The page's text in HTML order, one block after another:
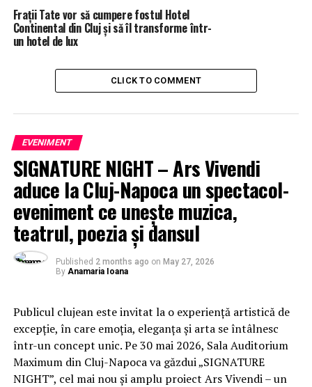
Frații Tate vor să cumpere fostul Hotel
Continental din Cluj și să îl transforme într-
un hotel de lux
CLICK TO COMMENT
EVENIMENT
SIGNATURE NIGHT – Ars Vivendi
aduce la Cluj-Napoca un spectacol-
eveniment ce unește muzica,
teatrul, poezia și dansul
Published 2 months ago on May 27, 2026
By Anamaria Ioana
Publicul clujean este invitat la o experiență artistică de
excepție, în care emoția, eleganța și arta se întâlnesc
într-un concept unic. Pe 30 mai 2026, Sala Auditorium
Maximum din Cluj-Napoca va găzdui „SIGNATURE
NIGHT”, cel mai nou și amplu proiect Ars Vivendi – un